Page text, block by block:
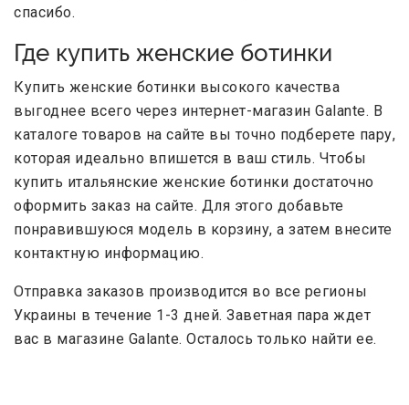
спасибо.
Где купить женские ботинки
Купить женские ботинки высокого качества
выгоднее всего через интернет-магазин Galante. В
каталоге товаров на сайте вы точно подберете пару,
которая идеально впишется в ваш стиль. Чтобы
купить итальянские женские ботинки достаточно
оформить заказ на сайте. Для этого добавьте
понравившуюся модель в корзину, а затем внесите
контактную информацию.
Отправка заказов производится во все регионы
Украины в течение 1-3 дней. Заветная пара ждет
вас в магазине Galante. Осталось только найти ее.